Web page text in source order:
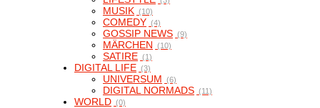
MUSIK (10)
COMEDY (4)
GOSSIP NEWS (9)
MÄRCHEN (10)
SATIRE (1)
DIGITAL LIFE (3)
UNIVERSUM (6)
DIGITAL NORMADS (11)
WORLD (0)